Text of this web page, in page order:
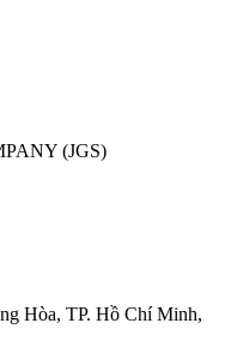
(JGS)
Hòa, TP. Hồ Chí Minh,